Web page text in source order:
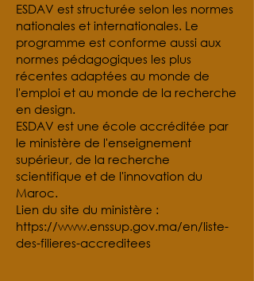
ESDAV est structurée selon les normes
nationales et internationales. Le
programme est conforme aussi aux
normes pédagogiques les plus
récentes adaptées au monde de
l'emploi et au monde de la recherche
en design.
ESDAV est une école accréditée par
le ministère de l'enseignement
supérieur, de la recherche
scientifique et de l'innovation du
Maroc.
Lien du site du ministère :
https://www.enssup.gov.ma/en/liste-
des-filieres-accreditees